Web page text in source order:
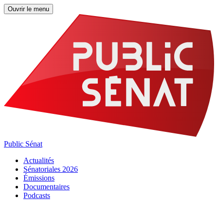
Ouvrir le menu
Public Sénat
Actualités
Sénatoriales 2026
Émissions
Documentaires
Podcasts